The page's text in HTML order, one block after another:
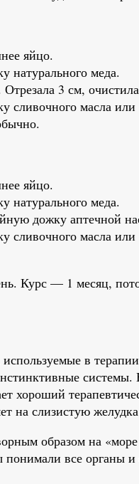
яйцо.
натурального меда.
3 см,
сливочного масла
яйцо.
натурального меда.
дожку аптечной
сливочного масла
Курс — 1 месяц,
в
системы.
хороший
на слизистую
образом на
все органы и